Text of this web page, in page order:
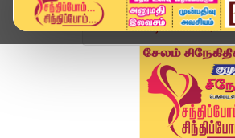
Home வீடியோ ஸ்டோரி